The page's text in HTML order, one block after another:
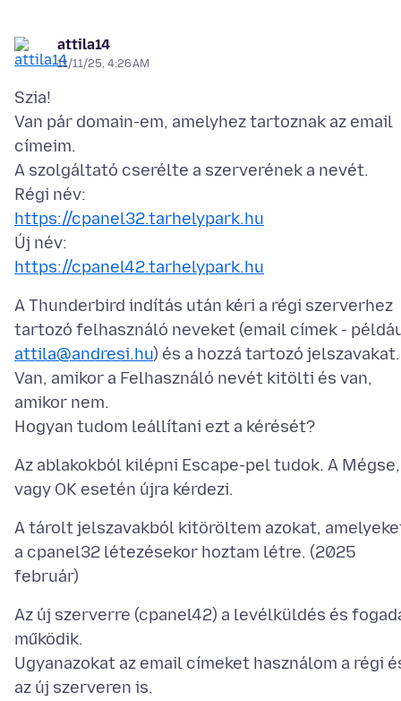
attila14
11/11/25, 4:26 AM
Szia!
Van pár domain-em, amelyhez tartoznak az email
címeim.
A szolgáltató cserélte a szerverének a nevét.
https://cpanel32.tarhelypark.hu
https://cpanel42.tarhelypark.hu
A Thunderbird indítás után kéri a régi szerverhez
tartozó felhasználó neveket (email címek -
attila@andresi.hu) és a hozzá tartozó jelszavakat.
Van, amikor a Felhasználó nevét kitölti és van,
amikor nem.
Az ablakokból kilépni Escape-pel tudok. A Mégse,
A tárolt jelszavakból kitöröltem azokat,
a cpanel32 létezésekor hoztam létre. (2025
Az új szerverre (cpanel42) a levélküldés és
működik.
Ugyanazokat az email címeket használom a régi
az új szerveren is.